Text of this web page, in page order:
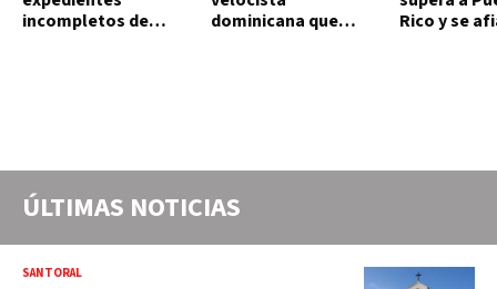
incompletos de
dominicana que
Rico y se
ÚLTIMAS NOTICIAS
SANTORAL